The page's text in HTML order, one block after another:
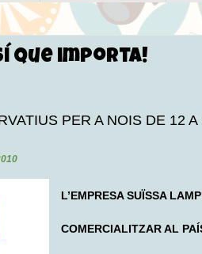
que importa!
PER A NOIS DE 12 A
L’EMPRESA SUÏSSA
COMERCIALITZAR AL